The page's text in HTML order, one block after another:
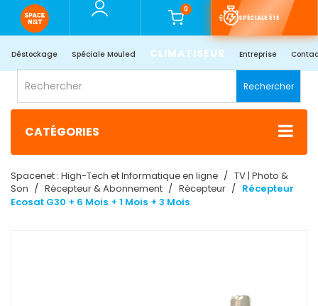
0
SPÉCIALE ÉTÉ
Déstockage Spéciale Mouled CLIMATISEUR Entreprise
Rechercher
CATÉGORIES
Spacenet : High-Tech et Informatique en ligne
TV | Photo &
Son
Récepteur & Abonnement Récepteur
Récepteur
Ecosat G30 + 6 Mois + 1 Mois + 3 Mois